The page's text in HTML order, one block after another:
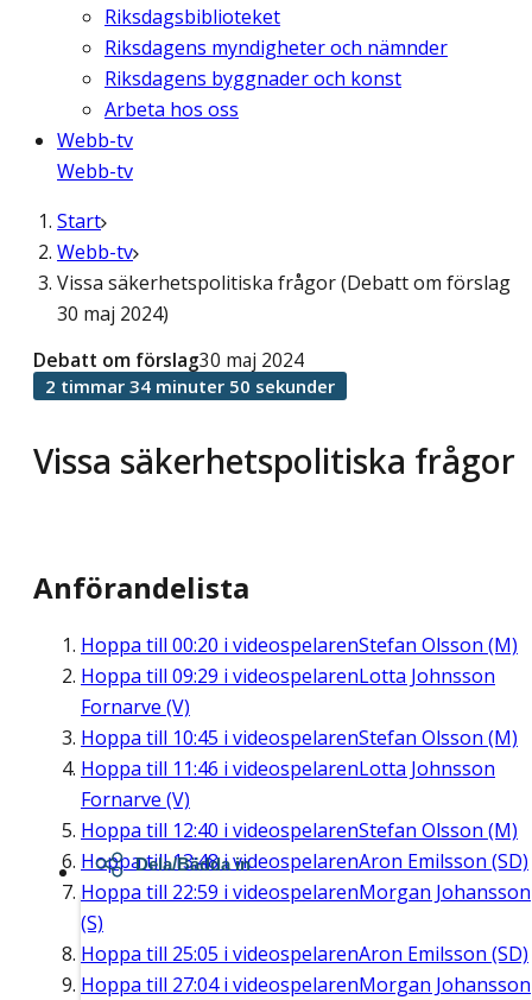
Riksdagsbiblioteket
Riksdagens myndigheter och nämnder
Riksdagens byggnader och konst
Arbeta hos oss
Webb-tv
Webb-tv
Start
Webb-tv
Vissa säkerhetspolitiska frågor (Debatt om förslag
30 maj 2024)
Vissa säkerhetspolitiska frågor
Debatt om förslag30 maj 2024
2 timmar 34 minuter 50 sekunder
Anförandelista
Hoppa till 00:20 i videospelarenStefan Olsson (M)
Hoppa till 09:29 i videospelarenLotta Johnsson
Fornarve (V)
Hoppa till 10:45 i videospelarenStefan Olsson (M)
Hoppa till 11:46 i videospelarenLotta Johnsson
Fornarve (V)
Hoppa till 12:40 i videospelarenStefan Olsson (M)
Hoppa till13:48i videospelarenAron Emilsson (SD)
Hoppa till 22:59 i videospelarenMorgan Johansson
(S)
Hoppa till 25:05 i videospelarenAron Emilsson (SD)
Hoppa till 27:04i videospelarenMorgan Johansson
Dela/Bädda in